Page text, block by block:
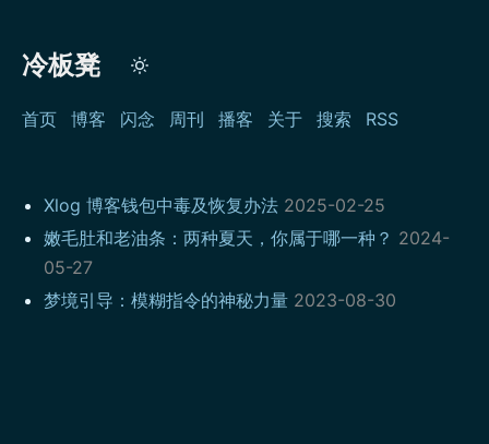
冷板凳
首页 博客 闪念 周刊 播客 关于 搜索 RSS
Xlog 博客钱包中毒及恢复办法 2025-02-25
嫩毛肚和老油条：两种夏天，你属于哪一种？ 2024-
05-27
梦境引导：模糊指令的神秘力量 2023-08-30